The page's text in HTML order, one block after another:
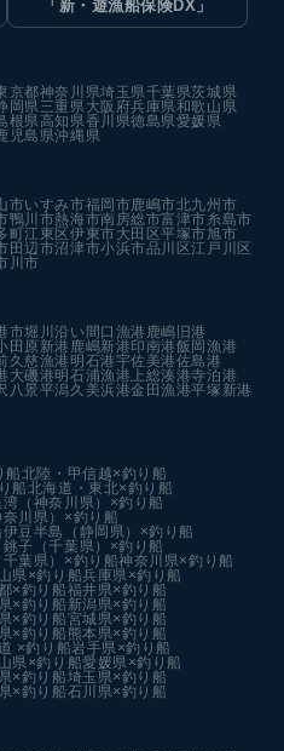
「新・遊漁船保険DX」
京都神奈川県埼玉県千葉県茨城県
岡県三重県大阪府兵庫県和歌山県
根県高知県香川県徳島県愛媛県
児島県沖縄県
市いすみ市福岡市鹿嶋市北九州市
鴨川市熱海市南房総市富津市糸島市
町江東区伊東市大田区平塚市旭市
田辺市沼津市小浜市品川区江戸川区
川市
市堀川沿い 間口漁港 鹿嶋旧港
田原新港 鹿嶋新港印南港飯岡漁港
久慈漁港 明石港宇佐美港佐島港
大磯港明石浦漁港 上総湊港寺泊港
八景平潟久美浜港金田漁港平塚新港
船北陸・甲信越×釣り船
船北海道・東北×釣り船
湾（神奈川県）×釣り船
川県）×釣り船
伊豆半島（静岡県）×釣り船
子（千葉県）×釣り船
千葉県）×釣り船神奈川県×釣り船
県×釣り船兵庫県×釣り船
×釣り船福井県×釣り船
×釣り船 新潟県×釣り船
×釣り船宮城県×釣り船
×釣り船 熊本県×釣り船
×釣り船岩手県×釣り船
県×釣り船愛媛県×釣り船
×釣り船埼玉県×釣り船
×釣り船石川県×釣り船